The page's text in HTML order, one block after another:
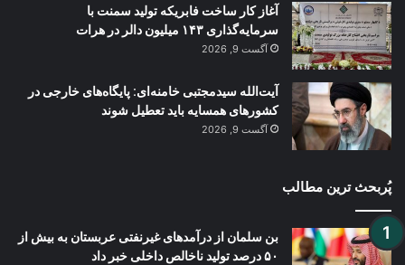
آغاز کار ساخت فابریکه تولید سمنت با
سرمایه‌گذاری ۱۴۳ میلیون دالر در هرات
آگست 9, 2026
آیت‌الله سیدمجتبی خامنه‌ای: پایگاه‌های خارجی در
کشورهای همسایه باید تعطیل شوند
آگست 9, 2026
پُربحث ترین مطالب
بن سلمان از درآمدهای غیرنفتی عربستان به بیش از
۵۰ درصد تولید ناخالص داخلی خبر داد